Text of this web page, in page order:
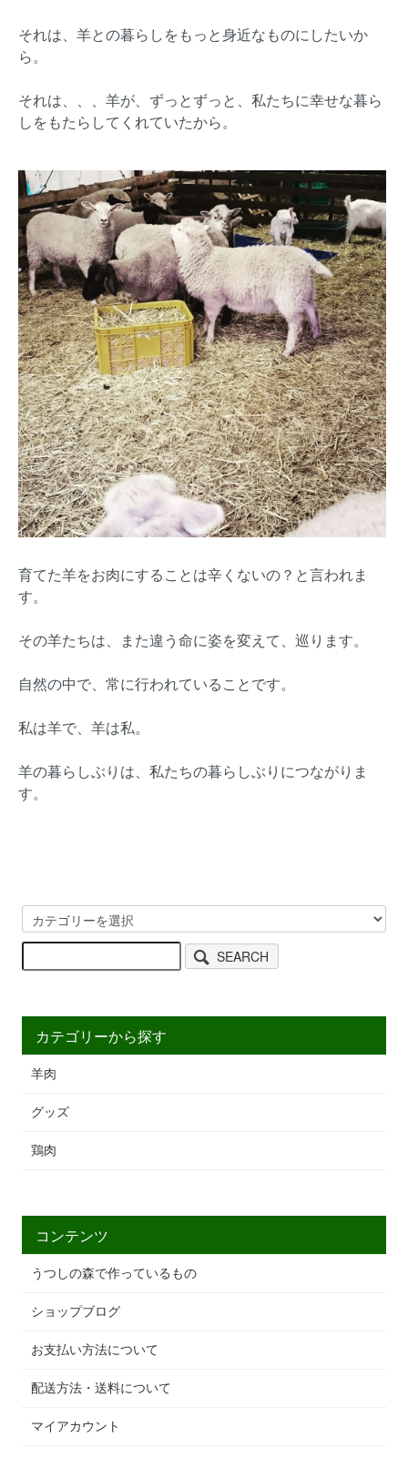
それは、羊との暮らしをもっと身近なものにしたいか
ら。
それは、、、羊が、ずっとずっと、私たちに幸せな暮ら
しをもたらしてくれていたから。
育てた羊をお肉にすることは辛くないの？と言われま
す。
その羊たちは、また違う命に姿を変えて、巡ります。
自然の中で、常に行われていることです。
私は羊で、羊は私。
羊の暮らしぶりは、私たちの暮らしぶりにつながりま
す。
SEARCH
カテゴリーから探す
羊肉
グッズ
鶏肉
コンテンツ
うつしの森で作っているもの
ショップブログ
お支払い方法について
配送方法・送料について
マイアカウント